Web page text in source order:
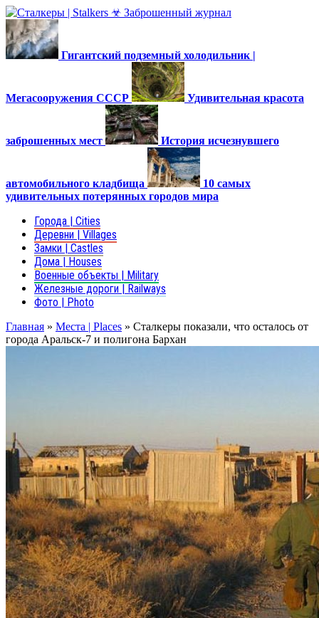
Гигантский подземный холодильник |
Мегасооружения СССР Удивительная красота
заброшенных мест История исчезнувшего
автомобильного кладбища
10 самых
удивительных потерянных городов мира
Города | Cities
Деревни | Villages
Замки | Castles
Дома | Houses
Военные объекты | Military
Железные дороги | Railways
Фото | Photo
Главная » Места | Places » Сталкеры показали, что осталось от
города Аральск-7 и полигона Бархан